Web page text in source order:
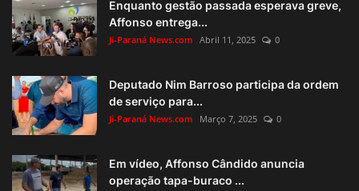
Enquanto gestão passada esperava greve,
Affonso entrega...
Ji-Paraná News.com Abril 11, 2025 0
Deputado Nim Barroso participa da ordem
de serviço para...
Ji-Paraná News.com Março 7, 2025 0
Em vídeo, Affonso Cândido anuncia
operação tapa-buraco ...